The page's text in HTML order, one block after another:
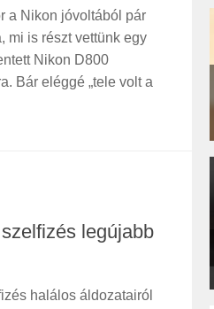
a Nikon jóvoltából pár
mi is részt vettünk egy
Nikon D800
Bár eléggé „tele volt a
legújabb
halálos áldozatairól